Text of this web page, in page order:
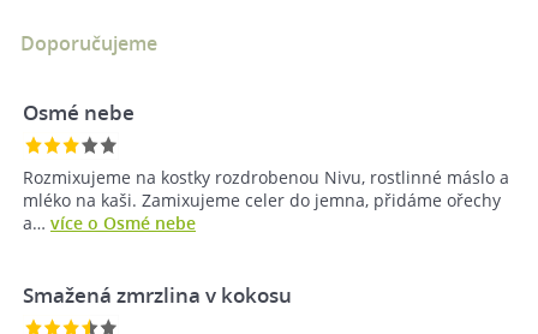
Doporučujeme
Osmé nebe
Rozmixujeme na kostky rozdrobenou Nivu, rostlinné máslo a
mléko na kaši. Zamixujeme celer do jemna, přidáme ořechy
a… více o Osmé nebe
Smažená zmrzlina v kokosu